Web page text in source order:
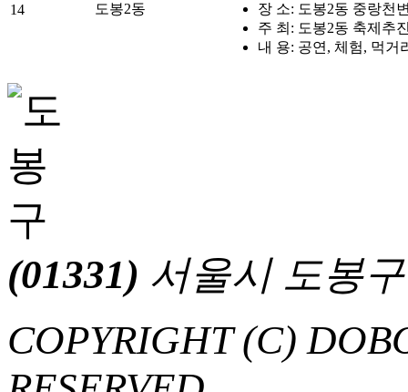
14 도봉2동
장 소: 도봉2동 중랑천
주 최: 도봉2동 축제추
내 용: 공연, 체험, 먹거
(01331) 서울시 도봉
COPYRIGHT (C)